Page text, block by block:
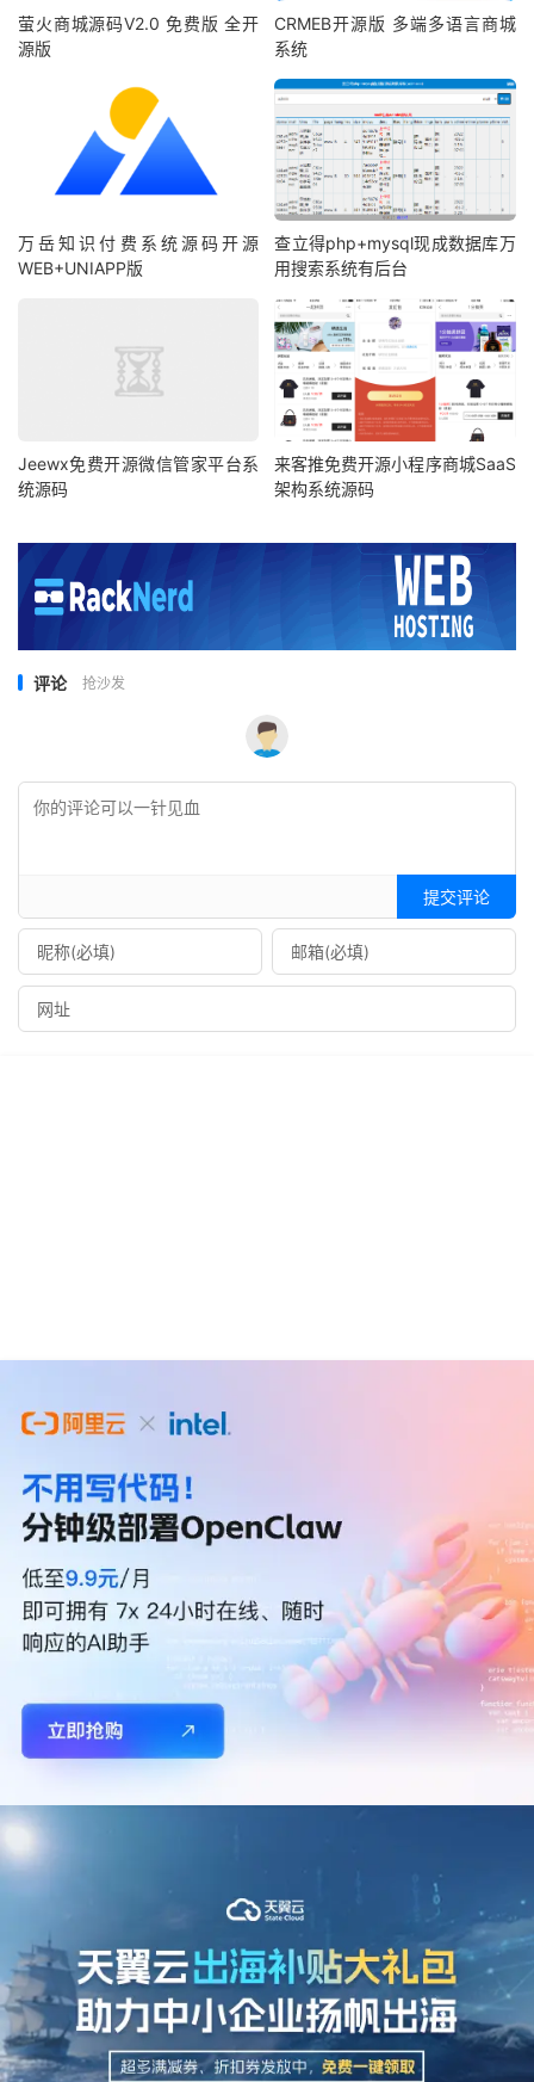
萤火商城源码V2.0 免费版 全开
源版
CRMEB开源版 多端多语言商城
系统
万岳知识付费系统源码开源
WEB+UNIAPP版
查立得php+mysql现成数据库万
用搜索系统有后台
Jeewx免费开源微信管家平台系
统源码
来客推免费开源小程序商城SaaS
架构系统源码
评论 抢沙发
提交评论